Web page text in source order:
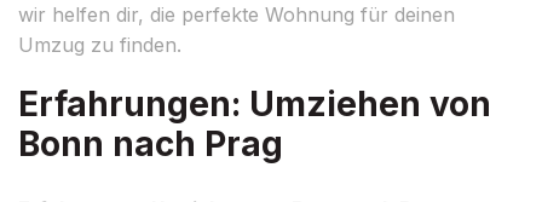
wir helfen dir, die perfekte Wohnung für deinen
Umzug zu finden.
Erfahrungen: Umziehen von
Bonn nach Prag